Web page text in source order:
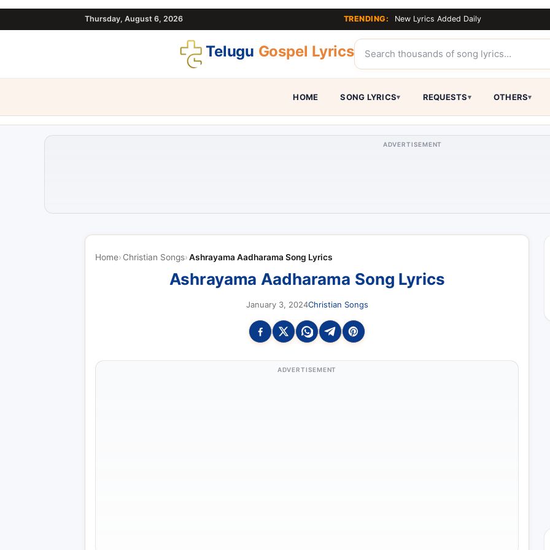
Thursday, August 6, 2026 TRENDING: New Lyrics Added Daily
Telugu Gospel Lyrics
HOME SONG LYRICS REQUESTS OTHERS
ADVERTISEMENT
Home Christian Songs Ashrayama Aadharama Song Lyrics
Ashrayama Aadharama Song Lyrics
January 3, 2024Christian Songs
ADVERTISEMENT